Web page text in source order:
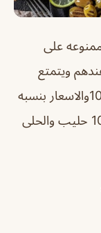
على
ويتمتع
بطابع الفخامه ولكن القهوى اعطيها 5من10والاسعار بنسبه
للقهوه ماتسوى والكوب صغير و60بل 100 حليب والحلى